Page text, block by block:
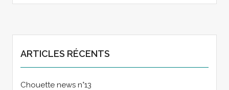
ARTICLES RÉCENTS
Chouette news n°13